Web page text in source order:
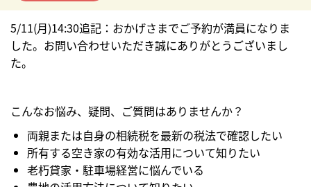
5/11(月)14:30追記：おかげさまでご予約が満員になりま
した。お問い合わせいただき誠にありがとうございまし
た。
こんなお悩み、疑問、ご質問はありませんか？
両親または自身の相続税を最新の税法で確認したい
所有する空き家の有効な活用について知りたい
老朽貸家・駐車場経営に悩んでいる